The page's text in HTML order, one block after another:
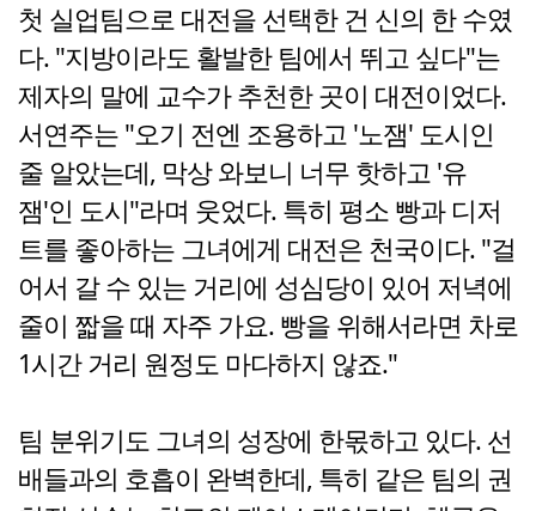
첫 실업팀으로 대전을 선택한 건 신의 한 수였
다. "지방이라도 활발한 팀에서 뛰고 싶다"는
제자의 말에 교수가 추천한 곳이 대전이었다.
서연주는 "오기 전엔 조용하고 '노잼' 도시인
줄 알았는데, 막상 와보니 너무 핫하고 '유
잼'인 도시"라며 웃었다. 특히 평소 빵과 디저
트를 좋아하는 그녀에게 대전은 천국이다. "걸
어서 갈 수 있는 거리에 성심당이 있어 저녁에
줄이 짧을 때 자주 가요. 빵을 위해서라면 차로
1시간 거리 원정도 마다하지 않죠."
팀 분위기도 그녀의 성장에 한몫하고 있다. 선
배들과의 호흡이 완벽한데, 특히 같은 팀의 권